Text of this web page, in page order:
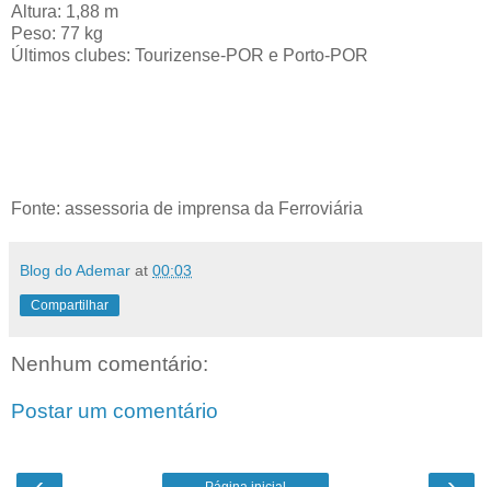
Altura: 1,88 m
Peso: 77 kg
Últimos clubes: Tourizense-POR e Porto-POR
Fonte: assessoria de imprensa da Ferroviária
Blog do Ademar at 00:03
Compartilhar
Nenhum comentário:
Postar um comentário